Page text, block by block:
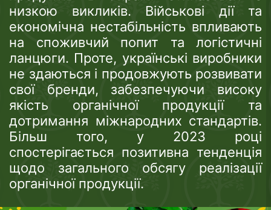
низкою викликів. Військові дії та
економічна нестабільність впливають
на споживчий попит та логістичні
ланцюги. Проте, українські виробники
не здаються і продовжують розвивати
свої бренди, забезпечуючи високу
якість органічної продукції та
дотримання міжнародних стандартів.
Більш того, у 2023 році
спостерігається позитивна тенденція
щодо загального обсягу реалізації
органічної продукції.